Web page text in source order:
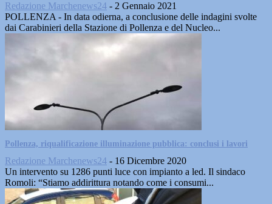
Redazione Marchenews24 - 2 Gennaio 2021
POLLENZA - In data odierna, a conclusione delle indagini svolte
dai Carabinieri della Stazione di Pollenza e del Nucleo...
Pollenza, riqualificazione illuminazione pubblica: conclusi i lavori
Redazione Marchenews24 - 16 Dicembre 2020
Un intervento su 1286 punti luce con impianto a led. Il sindaco
Romoli: “Stiamo addirittura notando come i consumi...